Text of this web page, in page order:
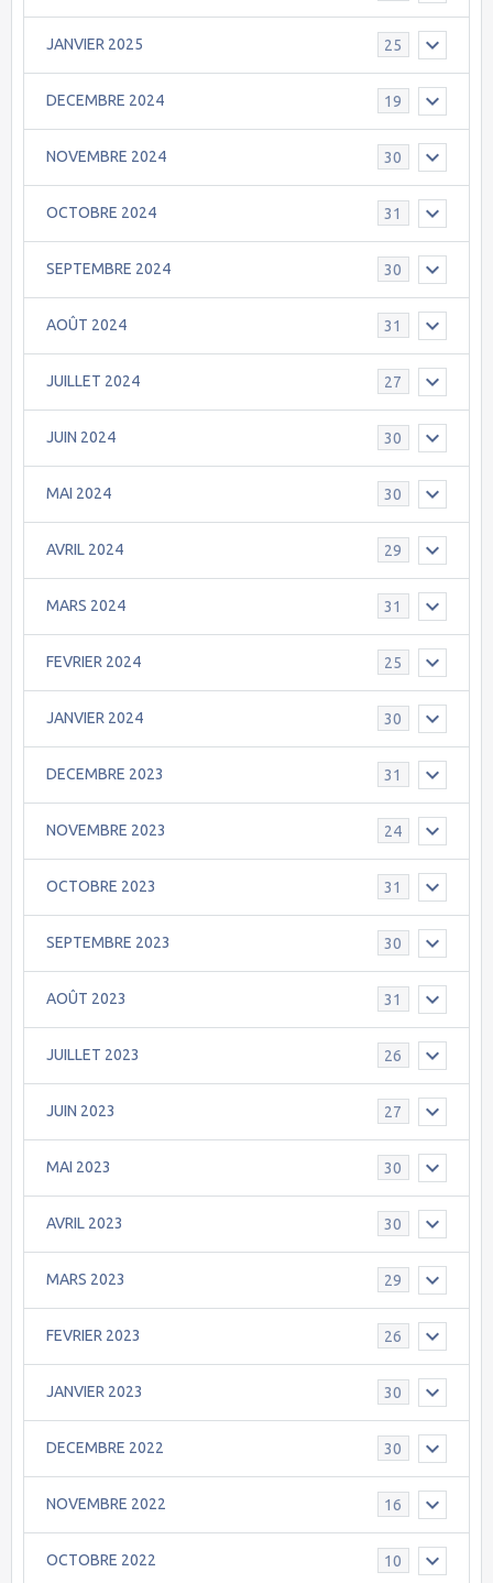
JANVIER 2025 25
DECEMBRE 2024 19
NOVEMBRE 2024 30
OCTOBRE 2024 31
SEPTEMBRE 2024 30
AOÛT 2024 31
JUILLET 2024 27
JUIN 2024 30
MAI 2024 30
AVRIL 2024 29
MARS 2024 31
FEVRIER 2024 25
JANVIER 2024 30
DECEMBRE 2023 31
NOVEMBRE 2023 24
OCTOBRE 2023 31
SEPTEMBRE 2023 30
AOÛT 2023 31
JUILLET 2023 26
JUIN 2023 27
MAI 2023 30
AVRIL 2023 30
MARS 2023 29
FEVRIER 2023 26
JANVIER 2023 30
DECEMBRE 2022 30
NOVEMBRE 2022 16
OCTOBRE 2022 10